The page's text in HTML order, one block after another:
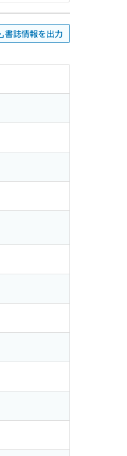
書誌情報を出力